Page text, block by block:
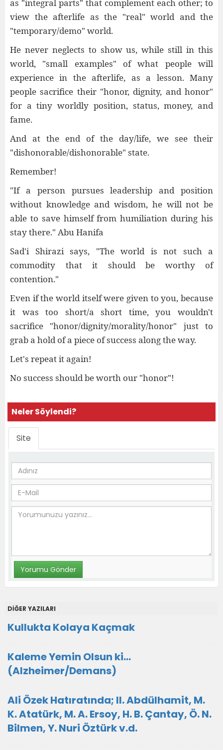
as "integral parts" that complement each other; to
view the afterlife as the "real" world and the
"temporary/demo" world.
He never neglects to show us, while still in this
world, "small examples" of what people will
experience in the afterlife, as a lesson. Many
people sacrifice their "honor, dignity, and honor"
for a tiny worldly position, status, money, and
fame.
And at the end of the day/life, we see their
"dishonorable/dishonorable" state.
Remember!
"If a person pursues leadership and position
without knowledge and wisdom, he will not be
able to save himself from humiliation during his
stay there." Abu Hanifa
Sad'i Shirazi says, "The world is not such a
commodity that it should be worthy of
contention."
Even if the world itself were given to you, because
it was too short/a short time, you wouldn't
sacrifice "honor/dignity/morality/honor" just to
grab a hold of a piece of success along the way.
Let's repeat it again!
No success should be worth our "honor"!
Neler Söylendi?
Site
DİĞER YAZILARI
Kullukta Kolaya Kaçmak
Kaleme Yemin Olsun ki…
(Alzheimer/Demans)
Ali Özek Hatıratında; II. Abdülhamit, M.
K. Atatürk, M. A. Ersoy, H. B. Çantay, Ö. N.
Bilmen, Y. Nuri Öztürk v.d.